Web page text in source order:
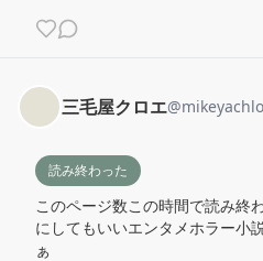
三毛屋クロエ@
読み終わった
このページ数この時間で読み終
にしてもいいエンタメホラー小
ぁ